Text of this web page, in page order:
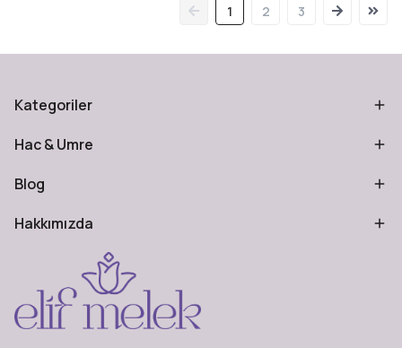
1 2 3
Kategoriler
Hac & Umre
Blog
Hakkımızda